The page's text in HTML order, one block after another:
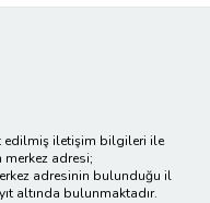
edilmiş iletişim bilgileri ile
adresi;
adresinin bulunduğu il
altında bulunmaktadır.